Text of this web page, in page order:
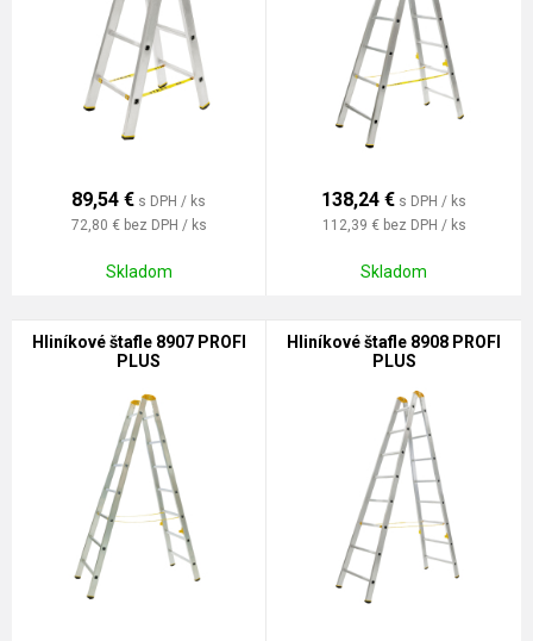
89,54 € s DPH / ks
72,80 € bez DPH / ks
Skladom
138,24 € s DPH / ks
112,39 € bez DPH / ks
Skladom
Hliníkové štafle 8907 PROFI
PLUS
Hliníkové štafle 8908 PROFI
PLUS